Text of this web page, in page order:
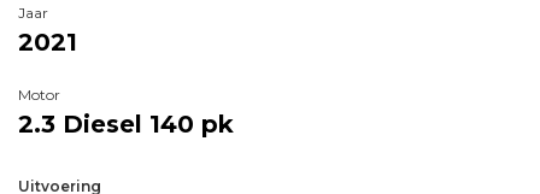
Jaar
2021
Motor
2.3 Diesel 140 pk
Uitvoering